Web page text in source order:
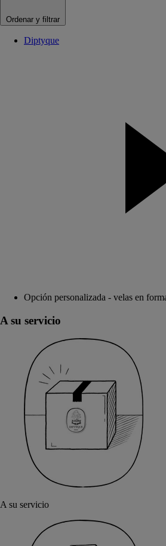
Ordenar y filtrar
Diptyque
Opción personalizada - velas en
A su servicio
A su servicio